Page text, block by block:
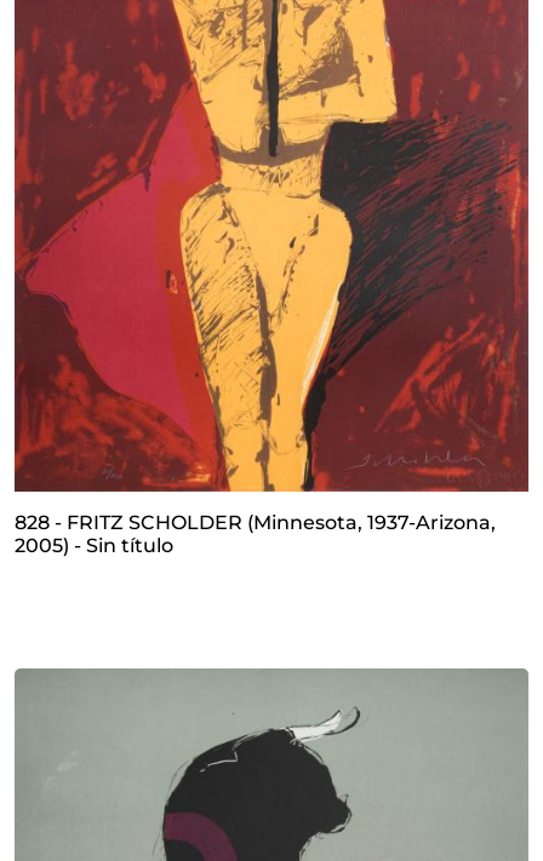
828 - FRITZ SCHOLDER (Minnesota, 1937-Arizona,
2005) - Sin título